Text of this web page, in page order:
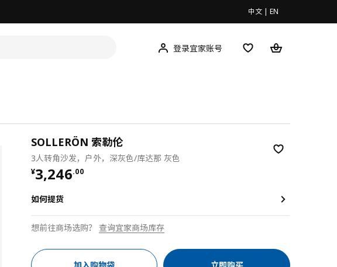
中文 | EN
登录宜家账号
SOLLERÖN 索勒伦
3人转角沙发，户外，深灰色/库达那 灰色
¥3,246.00
¥ 3246.00
如何提货
想前往商场选购？ 查询宜家商场库存